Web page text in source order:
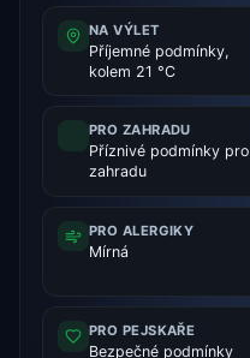
NA VÝLET
Příjemné podmínky,
kolem 21 °C
PRO ZAHRADU
Příznivé podmínky pro
zahradu
PRO ALERGIKY
Mírná
PRO PEJSKAŘE
Bezpečné podmínky